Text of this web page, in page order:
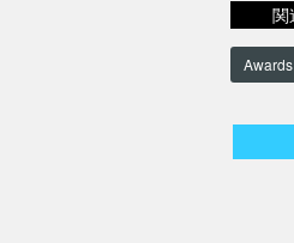
関
Awards